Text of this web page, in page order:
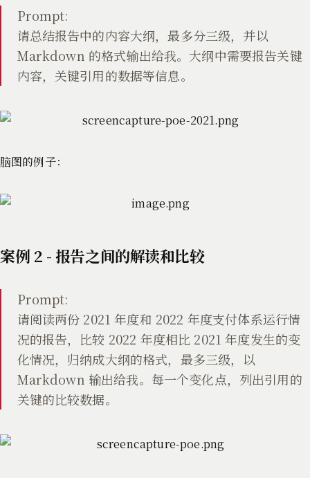
Prompt:
请总结报告中的内容大纲，最多分三级，并以
Markdown 的格式输出给我。大纲中需要报告关键
内容，关键引用的数据等信息。
脑图的例子：
案例 2 - 报告之间的解读和比较
Prompt:
请阅读两份 2021 年度和 2022 年度支付体系运行情
况的报告，比较 2022 年度相比 2021 年度发生的变
化情况，归纳成大纲的格式，最多三级，以
Markdown 输出给我。每一个变化点，列出引用的
关键的比较数据。